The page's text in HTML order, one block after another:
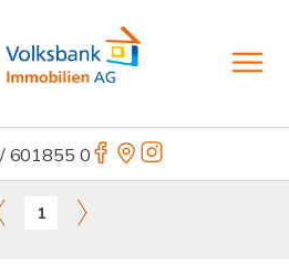
601855 0
1